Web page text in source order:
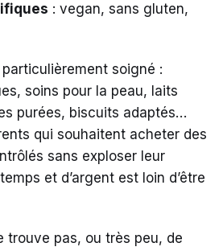
: vegan, sans gluten,
soigné :
soins pour la peau, laits
purées, biscuits adaptés…
qui souhaitent acheter des
sans exploser leur
et d’argent est loin d’être
trouve pas, ou très peu, de